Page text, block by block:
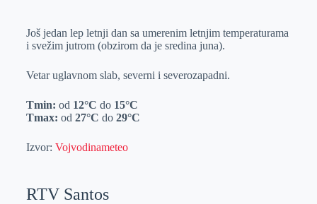
e
I
s
p
a
l
Još jedan lep letnji dan sa umerenim letnjim temperaturama
i svežim jutrom (obzirom da je sredina juna).
Vetar uglavnom slab, severni i severozapadni.
Tmin: od 12°C do 15°C
Tmax: od 27°C do 29°C
Izvor: Vojvodinameteo
RTV Santos